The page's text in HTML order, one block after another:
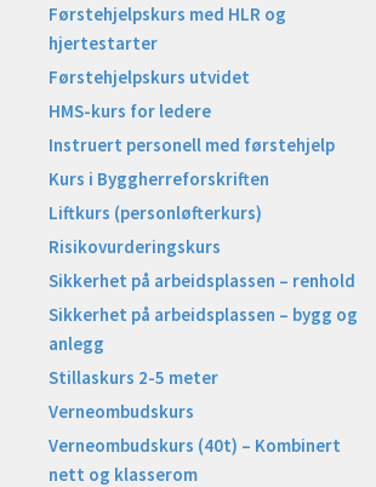
Førstehjelpskurs med HLR og
hjertestarter
Førstehjelpskurs utvidet
HMS-kurs for ledere
Instruert personell med førstehjelp
Kurs i Byggherreforskriften
Liftkurs (personløfterkurs)
Risikovurderingskurs
Sikkerhet på arbeidsplassen – renhold
Sikkerhet på arbeidsplassen – bygg og
anlegg
Stillaskurs 2-5 meter
Verneombudskurs
Verneombudskurs (40t) – Kombinert
nett og klasserom